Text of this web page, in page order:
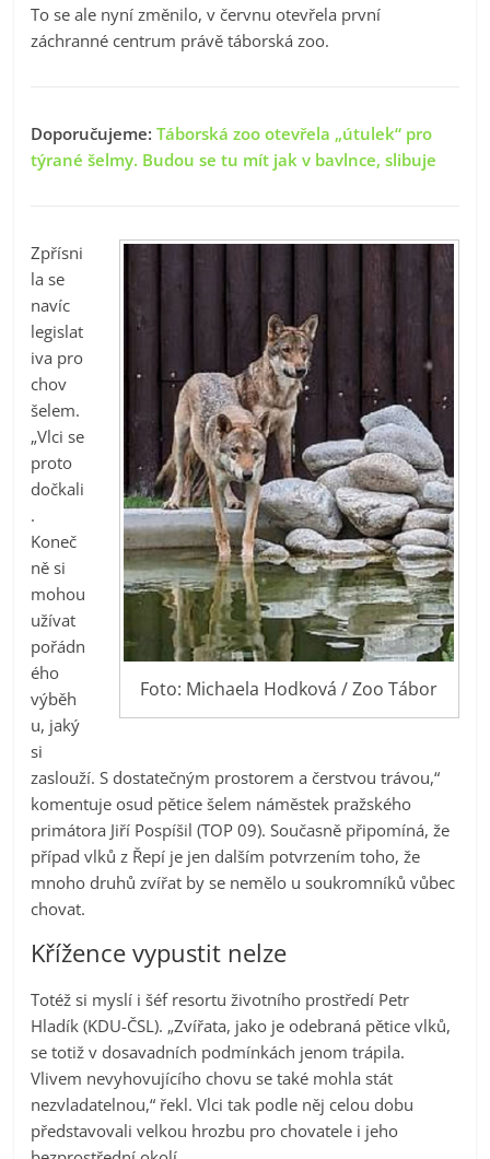
To se ale nyní změnilo, v červnu otevřela první
záchranné centrum právě táborská zoo.
Doporučujeme:Táborská zoo otevřela „útulek“ pro
týrané šelmy. Budou se tu mít jak v bavlnce, slibuje
Foto: Michaela Hodková / Zoo Tábor
Zpřísni
la se
navíc
legislat
iva pro
chov
šelem.
„Vlci se
proto
dočkali
.
Koneč
ně si
mohou
užívat
pořádn
ého
výběh
u, jaký
si
zaslouží. S dostatečným prostorem a čerstvou trávou,“
komentuje osud pětice šelem náměstek pražského
primátora Jiří Pospíšil (TOP 09). Současně připomíná, že
případ vlků z Řepí je jen dalším potvrzením toho, že
mnoho druhů zvířat by se nemělo u soukromníků vůbec
chovat.
Křížence vypustit nelze
Totéž si myslí i šéf resortu životního prostředí Petr
Hladík (KDU-ČSL). „Zvířata, jako je odebraná pětice vlků,
se totiž v dosavadních podmínkách jenom trápila.
Vlivem nevyhovujícího chovu se také mohla stát
nezvladatelnou,“ řekl. Vlci tak podle něj celou dobu
představovali velkou hrozbu pro chovatele i jeho